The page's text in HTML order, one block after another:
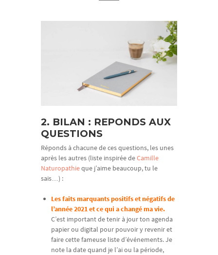
2. BILAN : REPONDS AUX
QUESTIONS
Réponds à chacune de ces questions, les unes
après les autres (liste inspirée deCamille
Naturopathieque j’aime beaucoup, tu le
sais…) :
Les faits marquants positifs et négatifs de
l’année 2021 et ce qui a changé ma vie.
C’est important de tenir à jour ton agenda
papier ou digital pour pouvoir y revenir et
faire cette fameuse liste d’événements. Je
note la date quand je l’ai ou la période,